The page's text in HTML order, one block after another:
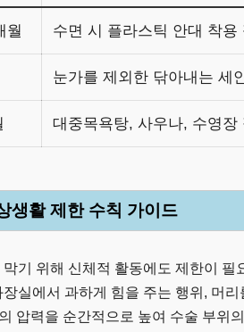
월 수면 시 플라스틱 안대 착용
눈가를 제외한 닦아내는 세
대중목욕탕, 사우나, 수영장
생활 제한 수칙 가이드
기 위해 신체적 활동에도 제한이 필
실에서 과하게 힘을 주는 행위, 머리
압력을 순간적으로 높여 수술 부위